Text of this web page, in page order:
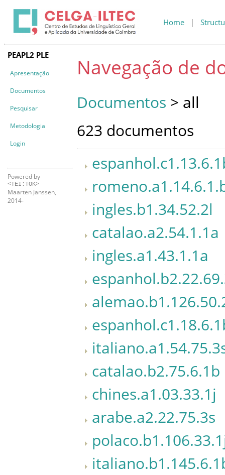
Home |
PEAPL2 PLE
Apresentação
Documentos
Pesquisar
Metodologia
Login
Powered by
<TEI:TOK>
Maarten Janssen,
2014-
Navegação de
Documentos > all
623 documentos
ingles.b1.34.52.2l
catalao.a2.54.1.1a
ingles.a1.43.1.1a
catalao.b2.75.6.1b
chines.a1.03.33.1j
arabe.a2.22.75.3s